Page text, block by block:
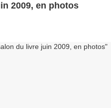
2009, en photos